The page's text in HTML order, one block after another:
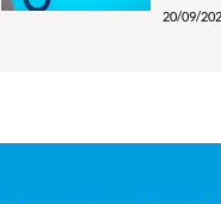
20/09/